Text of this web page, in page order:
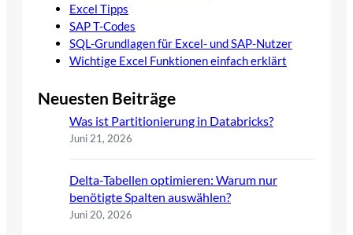
Excel Tipps
SAP T-Codes
SQL-Grundlagen für Excel- und SAP-Nutzer
Wichtige Excel Funktionen einfach erklärt
Neuesten Beiträge
Was ist Partitionierung in Databricks?
Juni 21, 2026
Delta-Tabellen optimieren: Warum nur
benötigte Spalten auswählen?
Juni 20, 2026